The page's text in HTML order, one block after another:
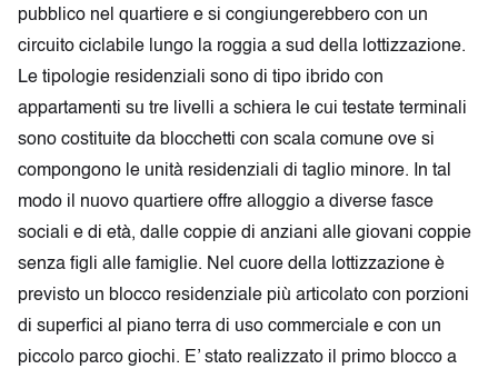
pubblico nel quartiere e si congiungerebbero con un
circuito ciclabile lungo la roggia a sud della lottizzazione.
Le tipologie residenziali sono di tipo ibrido con
appartamenti su tre livelli a schiera le cui testate terminali
sono costituite da blocchetti con scala comune ove si
compongono le unità residenziali di taglio minore. In tal
modo il nuovo quartiere offre alloggio a diverse fasce
sociali e di età, dalle coppie di anziani alle giovani coppie
senza figli alle famiglie. Nel cuore della lottizzazione è
previsto un blocco residenziale più articolato con porzioni
di superfici al piano terra di uso commerciale e con un
piccolo parco giochi. E’ stato realizzato il primo blocco a